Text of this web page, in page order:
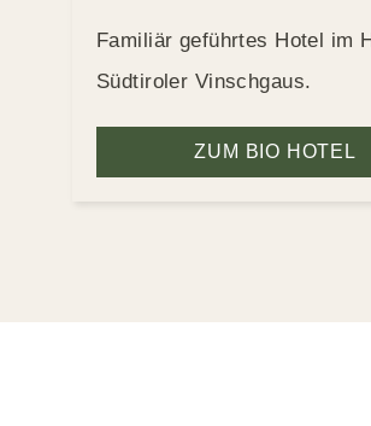
Familiär geführtes Hotel im
Südtiroler Vinschgaus.
ZUM BIO HOTEL